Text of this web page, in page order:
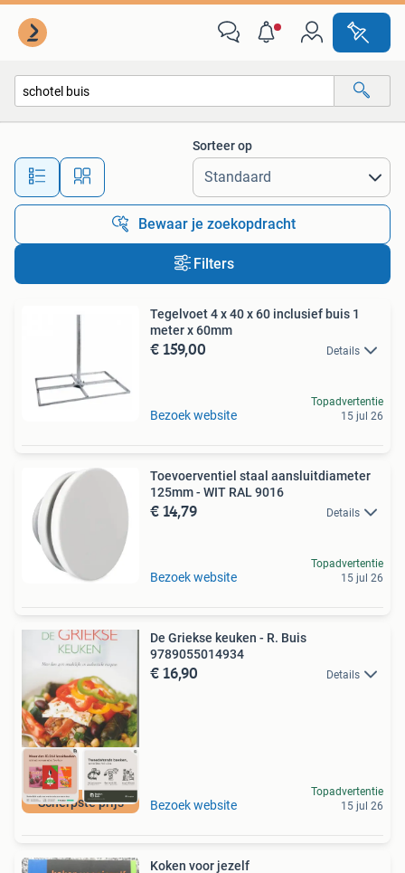
Alle afstanden…
Sorteer op
Bewaar je zoekopdracht
Filters
Tegelvoet 4 x 40 x 60 inclusief buis 1
meter x 60mm
€ 159,00 Details
Bezoek website
Topadvertentie
15 jul 26
Toevoerventiel staal aansluitdiameter
125mm - WIT RAL 9016
€ 14,79 Details
Bezoek website
Topadvertentie
15 jul 26
Scherpste prijs
De Griekse keuken - R. Buis
9789055014934
€ 16,90 Details
Bezoek website
Topadvertentie
15 jul 26
Koken voor jezelf